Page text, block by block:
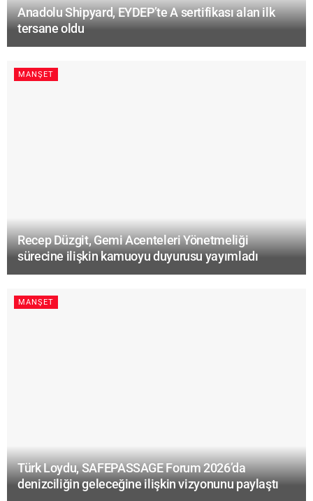
Anadolu Shipyard, EYDEP’te A sertifikası alan ilk
tersane oldu
MANŞET
Recep Düzgit, Gemi Acenteleri Yönetmeliği
sürecine ilişkin kamuoyu duyurusu yayımladı
MANŞET
Türk Loydu, SAFEPASSAGE Forum 2026’da
denizciliğin geleceğine ilişkin vizyonunu paylaştı